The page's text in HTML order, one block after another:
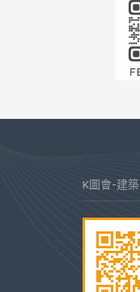
K圖會-建